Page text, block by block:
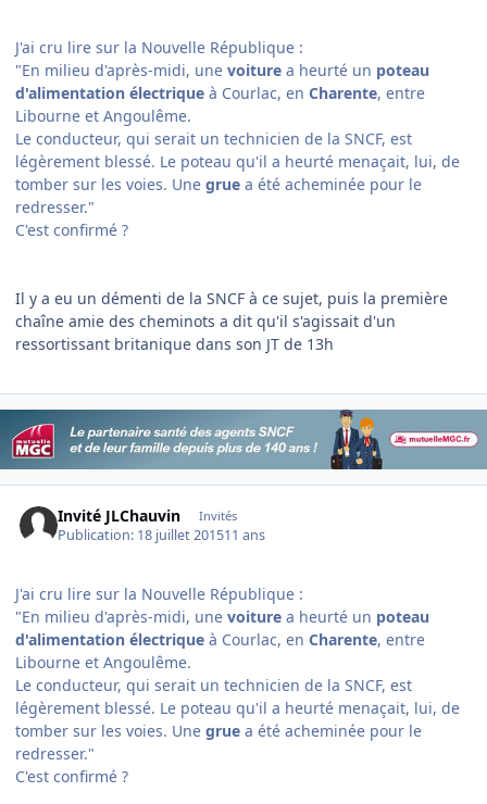
J'ai cru lire sur la Nouvelle République :
"En milieu d'après-midi, une voiture a heurté un poteau
d'alimentation électrique à Courlac, en Charente, entre
Libourne et Angoulême.
Le conducteur, qui serait un technicien de la SNCF, est
légèrement blessé. Le poteau qu'il a heurté menaçait, lui, de
tomber sur les voies. Une grue a été acheminée pour le
redresser."
C'est confirmé ?
Il y a eu un démenti de la SNCF à ce sujet, puis la première
chaîne amie des cheminots a dit qu'il s'agissait d'un
ressortissant britanique dans son JT de 13h
Invité JLChauvin Invités
Publication: 18 juillet 201511 ans
J'ai cru lire sur la Nouvelle République :
"En milieu d'après-midi, une voiture a heurté un poteau
d'alimentation électrique à Courlac, en Charente, entre
Libourne et Angoulême.
Le conducteur, qui serait un technicien de la SNCF, est
légèrement blessé. Le poteau qu'il a heurté menaçait, lui, de
tomber sur les voies. Une grue a été acheminée pour le
redresser."
C'est confirmé ?